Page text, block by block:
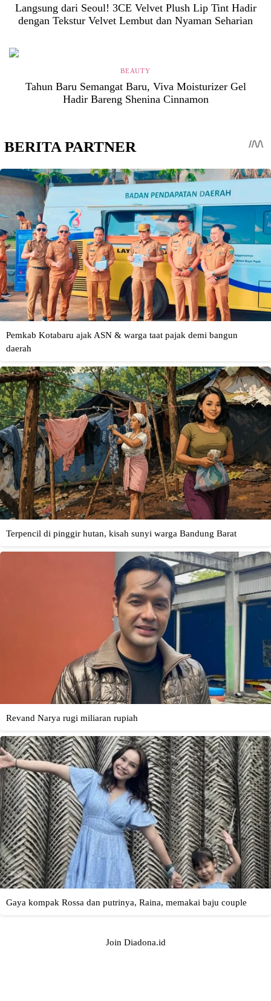
Langsung dari Seoul! 3CE Velvet Plush Lip Tint Hadir
dengan Tekstur Velvet Lembut dan Nyaman Seharian
BEAUTY
Tahun Baru Semangat Baru, Viva Moisturizer Gel
Hadir Bareng Shenina Cinnamon
Join Diadona.id